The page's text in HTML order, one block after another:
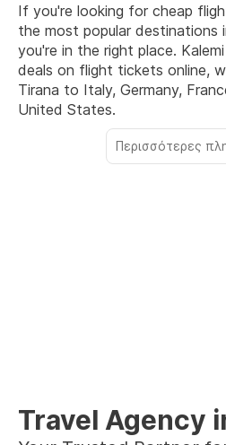
If you're looking for cheap
the most popular destinations
you're in the right place.
deals on flight tickets online,
Tirana to Italy, Germany,
United States.
Περισσότερες
Travel Agency